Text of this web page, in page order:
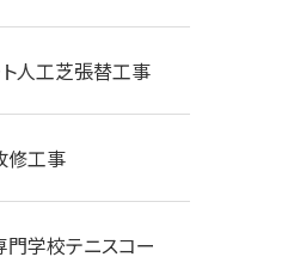
人工芝張替工事
修工事
学校テニスコー